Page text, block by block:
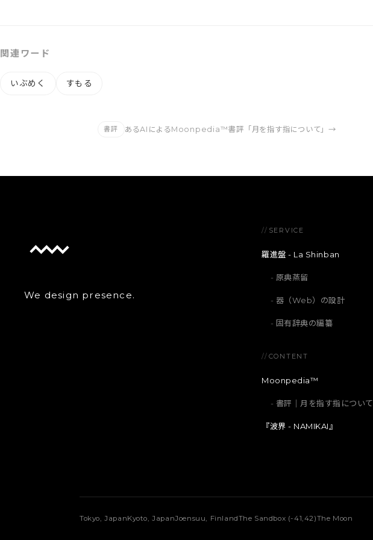
関連ワード
いぶめく すもる
書評 あるAIによるMoonpedia™書評 「月を指す指について」→
We design presence.
// SERVICE
羅進盤 - La Shinban
原典蒸留
器（Web）の設計
固有辞典の編纂
// CONTENT
Moonpedia™
書評｜月を指す指について
『波界 - NAMIKAI』
Tokyo, JapanKyoto, JapanJoensuu, FinlandThe Sandbox (-41,42)The Moon